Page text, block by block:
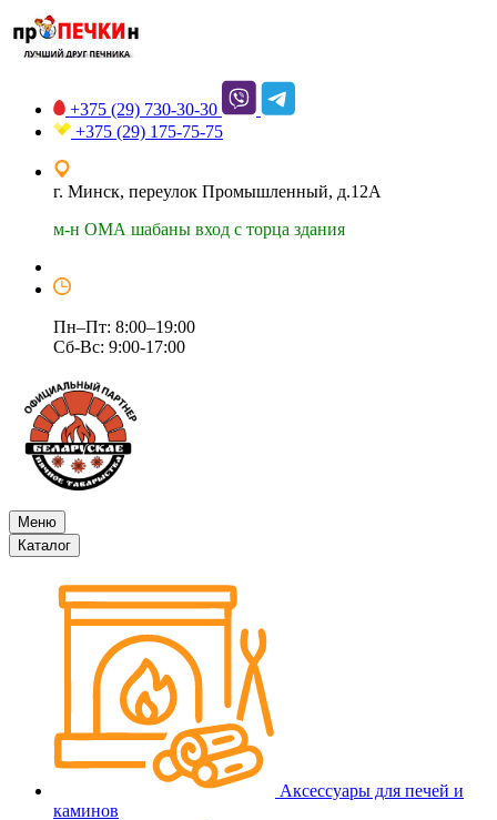
+375 (29) 730-30-30
+375 (29) 175-75-75
г. Минск, переулок Промышленный, д.12А
м-н ОМА шабаны вход с торца здания
Пн–Пт: 8:00–19:00
Сб-Вс: 9:00-17:00
Меню
Каталог
Аксессуары для печей и
каминов